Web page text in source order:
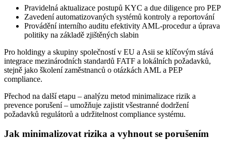
Pravidelná aktualizace postupů KYC a due diligence pro PEP
Zavedení automatizovaných systémů kontroly a reportování
Provádění interního auditu efektivity AML-procedur a úprava
politiky na základě zjištěných slabin
Pro holdingy a skupiny společností v EU a Asii se klíčovým stává
integrace mezinárodních standardů FATF a lokálních požadavků,
stejně jako školení zaměstnanců o otázkách AML a PEP
compliance.
Přechod na další etapu – analýzu metod minimalizace rizik a
prevence porušení – umožňuje zajistit všestranné dodržení
požadavků regulátorů a udržitelnost compliance systému.
Jak minimalizovat rizika a vyhnout se porušením